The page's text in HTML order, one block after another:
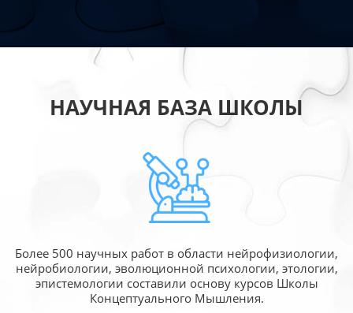
НАУЧНАЯ БАЗА ШКОЛЫ
Более 500 научных работ в области нейрофизиологии,
нейробиологии, эволюционной психологии, этологии,
эпистемологии составили основу курсов Школы
Концептуального Мышления.